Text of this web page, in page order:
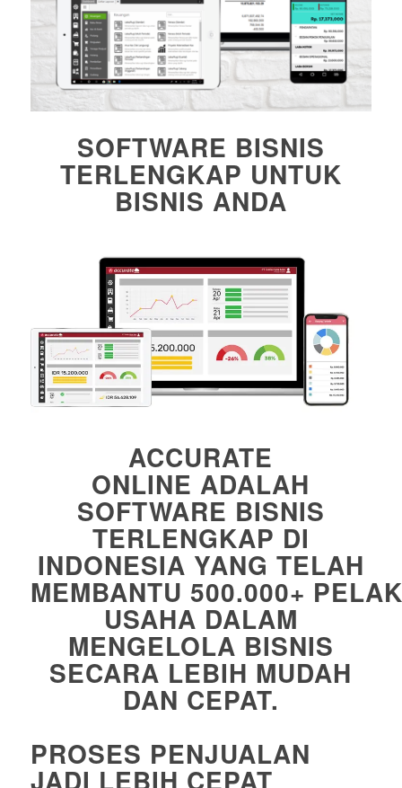
SOFTWARE BISNIS
TERLENGKAP UNTUK
BISNIS ANDA
ACCURATE
ONLINE ADALAH
SOFTWARE BISNIS
TERLENGKAP DI
INDONESIA YANG TELAH
MEMBANTU 500.000+
USAHA DALAM
MENGELOLA BISNIS
SECARA LEBIH MUDAH
DAN CEPAT.
PROSES PENJUALAN
JADI LEBIH CEPAT